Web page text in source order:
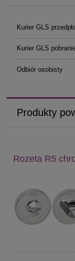
Kurier GLS
Kurier GLS
Odbiór osobisty
Produkty
Rozeta R5